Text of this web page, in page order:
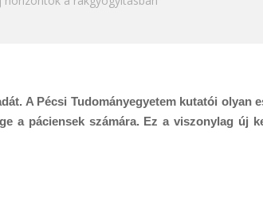
A Pécsi Tudományegyetem kutatói olyan
a páciensek számára. Ez a viszonylag új